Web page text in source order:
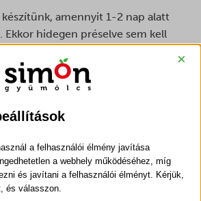
amennyit 1-2 nap alatt
Ekkor hidegen préselve sem kell
sokszor kell nekiállnunk, és a
sem lesz a kedvencünk.
szeretnénk eltenni télire, akkor
viszont csökken a levünk
Ne feledkezzünk meg az üvegek
sem!
×
a felhasználói élmény javítása
a webhely működéséhez, míg
és javítani a felhasználói élményt. Kérjük,
és válasszon.